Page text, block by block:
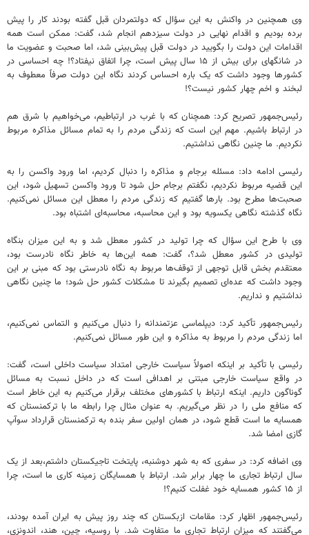
وی همچنین در واکنش به این سؤال که دولتمردان قبل گفته بودند کار را پیش
برده بودیم و اقدام نهایی در دولت سیزدهم انجام شد، گفت: ممکن است همه
اقدامات این دولت را بگویید در دولت قبل پیش‌بینی شد، اما صحبت و عضویت ما
در شانگهای برای بیش از ۱۵ سال پیش است، چرا اتفاق نیفتاد؟! چه احساسی در
کشورها وجود داشت که یک باره احساس کردند نگاه این دولت صرفاً معطوف به
لبخند و اخم چهار کشور نیست؟!
رئیس‌جمهور تصریح کرد: همچنان که با غرب در ارتباطیم، می‌خواهیم با شرق هم
در ارتباط باشیم. مهم این است که زندگی مردم را به تمام مسائل مذاکره مربوط
نکردیم. ما چنین نگاهی نداشتیم.
رئیسی ادامه داد: مسئله برجام و مذاکره را دنبال کردیم، اما ورود واکسن را به
این قضیه مربوط نکردیم، نگفتم برجام حل شود تا ورود واکسن تسهیل شود، این
صحبت‌ها مطرح بود. بارها گفتیم که زندگی مردم را معطل این مسائل نمی‌کنیم.
نگاه گذشته نگاهی یکسویه بود و این محاسبه، محاسبه‌ای اشتباه بود.
وی با طرح این سؤال که چرا تولید در کشور معطل شد و به این میزان بنگاه
تولیدی در کشور معطل شد؟، گفت: همه این‌ها به خاطر نگاه نادرست بود،
معتقدم بخش قابل توجهی از توقف‌ها مربوط به نگاه نادرستی بود که مبنی بر این
وجود داشت که عده‌ای تصمیم بگیرند تا مشکلات کشور حل شود؛ ما چنین نگاهی
نداشتیم و نداریم.
رئیس‌جمهور تأکید کرد: دیپلماسی عزتمندانه را دنبال می‌کنیم و التماس نمی‌کنیم،
اما زندگی مردم را مربوط به مذاکره و این طور مسائل نمی‌کنیم.
رئیسی با تأکید بر اینکه اصولاً سیاست خارجی امتداد سیاست داخلی است، گفت:
در واقع سیاست خارجی مبتنی بر اهدافی است که در داخل نسبت به مسائل
گوناگون داریم. اینکه ارتباط با کشورهای مختلف برقرار می‌کنیم به این خاطر است
که منافع ملی را در نظر می‌گیریم. به عنوان مثال چرا رابطه ما با ترکمنستان که
همسایه ما است قطع شود، در همان اولین سفر بنده به ترکمنستان قرارداد سوآپ
گازی امضا شد.
وی اضافه کرد: در سفری که به شهر دوشنبه، پایتخت تاجیکستان داشتم،بعد از یک
سال ارتباط تجاری ما چهار برابر شد. ارتباط با همسایگان زمینه کاری ما است، چرا
از ۱۵ کشور همسایه خود غفلت کنیم؟!
رئیس‌جمهور اظهار کرد: مقامات ازبکستان که چند روز پیش به ایران آمده بودند،
می‌گفتند که میزان ارتباط تجاری ما متفاوت شد. با روسیه، چین، هند، اندونزی،